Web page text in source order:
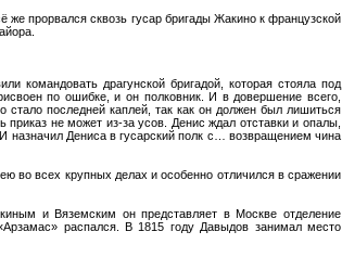
прорвался сквозь гусар бригады Жакино к французской
командовать драгунской бригадой, которая стояла под
по ошибке, и он полковник. И в довершение всего,
последней каплей, так как он должен был лишиться
не может из-за усов. Денис ждал отставки и опалы,
назначил Дениса в гусарский полк с… возвращением чина
во всех крупных делах и особенно отличился в сражении
и Вяземским он представляет в Москве отделение
распался. В 1815 году Давыдов занимал место